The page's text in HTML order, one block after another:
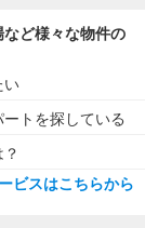
ど様々な物件の
い
トを探している
ビスはこちらから